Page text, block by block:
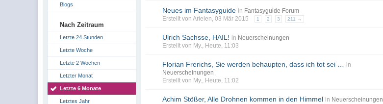
Blogs
Nach Zeitraum
Letzte 24 Stunden
Letzte Woche
Letzte 2 Wochen
Letzter Monat
Letzte 6 Monate
Letztes Jahr
Neues im Fantasyguide in Fantasyguide Forum
Erstellt von Arielen, 03 Mär 2015
1 2 3 211 →
Ulrich Sachsse, HAIL! in Neuerscheinungen
Erstellt von My., Heute, 11:03
Florian Frerichs, Sie werden behaupten, dass ich tot sei …
in
Neuerscheinungen
Erstellt von My., Heute, 11:02
Achim Stößer, Alle Drohnen kommen in den Himmel in Neuerscheinungen